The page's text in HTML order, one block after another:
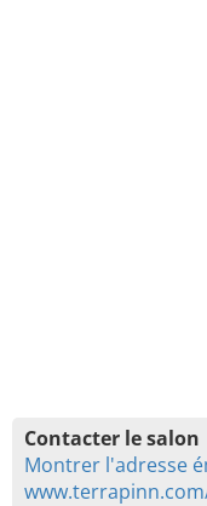
Contacter le salon
Montrer l'adresse